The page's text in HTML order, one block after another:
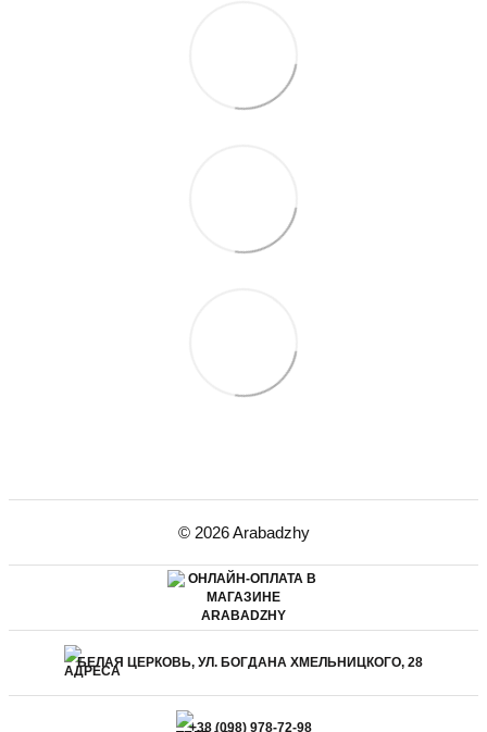
© 2026 Arabadzhy
БЕЛАЯ ЦЕРКОВЬ, УЛ. БОГДАНА ХМЕЛЬНИЦКОГО, 28
+38 (098) 978-72-98